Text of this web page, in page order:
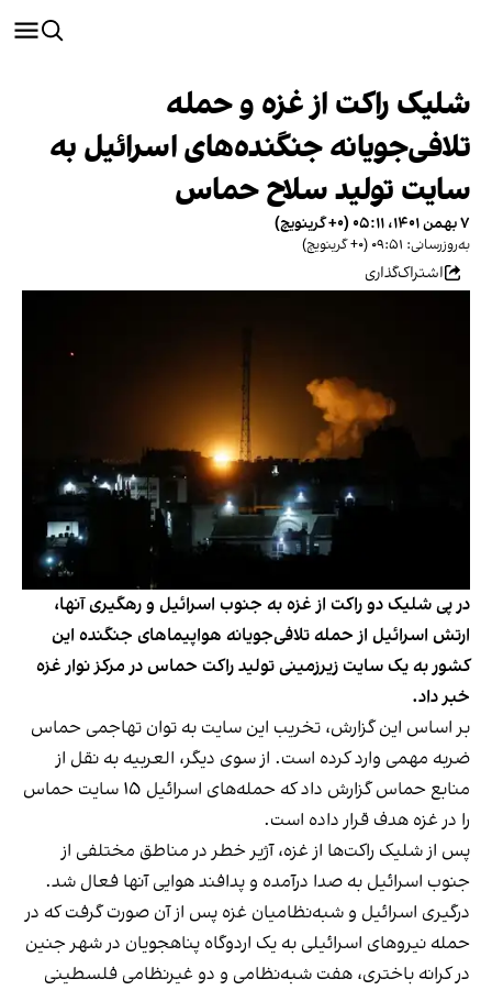
شلیک راکت از غزه و حمله
تلافی‌جویانه جنگنده‌های اسرائیل به
سایت تولید سلاح حماس
۷ بهمن ۱۴۰۱، ۰۵:۱۱ (‎+۰ گرینویچ)
به‌روزرسانی: ۰۹:۵۱ (‎+۰ گرینویچ)
اشتراک‌گذاری
در پی شلیک دو راکت از غزه به جنوب اسرائیل و رهگیری آنها،
ارتش اسرائیل از حمله تلافی‌جویانه هواپیماهای جنگنده این
کشور به یک سایت زیرزمینی تولید راکت حماس در مرکز نوار غزه
خبر داد.
بر اساس این گزارش، تخریب این سایت به توان تهاجمی حماس
ضربه مهمی وارد کرده است. از سوی دیگر، العربیه به نقل از
منابع حماس گزارش داد که حمله‌های اسرائیل ۱۵ سایت حماس
را در غزه هدف قرار داده است.
پس از شلیک راکت‌ها از غزه، آژیر خطر در مناطق مختلفی از
جنوب اسرائیل به صدا درآمده و پدافند هوایی آنها فعال شد.
درگیری اسرائیل و شبه‌نظامیان غزه پس از آن صورت گرفت که در
حمله نیروهای اسرائیلی به یک اردوگاه پناهجویان در شهر جنین
در کرانه باختری، هفت شبه‌نظامی و دو غیرنظامی فلسطینی